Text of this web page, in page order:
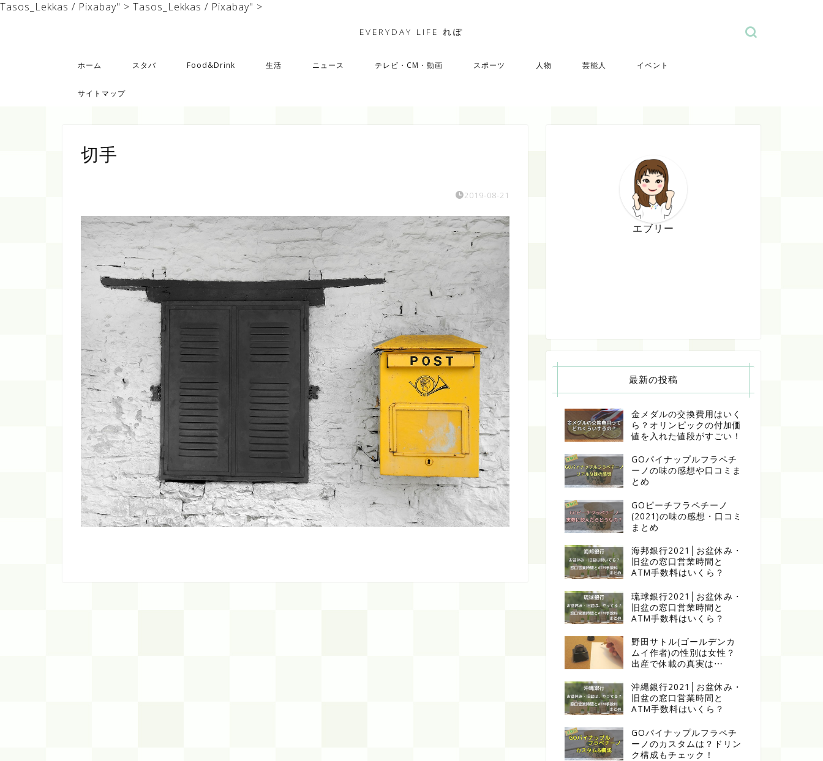
Tasos_Lekkas / Pixabay" > Tasos_Lekkas / Pixabay" >
EVERYDAY LIFE れぽ
ホーム スタバ Food&Drink 生活 ニュース テレビ・CM・動画 スポーツ 人物 芸能人 イベント
サイトマップ
切手
2019-08-21
エブリー
最新の投稿
金メダルの交換費用はいく
ら？オリンピックの付加価
値を入れた値段がすごい！
GOパイナップルフラペチ
ーノの味の感想や口コミま
とめ
GOピーチフラペチーノ
(2021)の味の感想・口コミ
まとめ
海邦銀行2021│お盆休み・
旧盆の窓口営業時間と
ATM手数料はいくら？
琉球銀行2021│お盆休み・
旧盆の窓口営業時間と
ATM手数料はいくら？
野田サトル(ゴールデンカ
ムイ作者)の性別は女性？
出産で休載の真実は⋯
沖縄銀行2021│お盆休み・
旧盆の窓口営業時間と
ATM手数料はいくら？
GOパイナップルフラペチ
ーノのカスタムは？ドリン
ク構成もチェック！